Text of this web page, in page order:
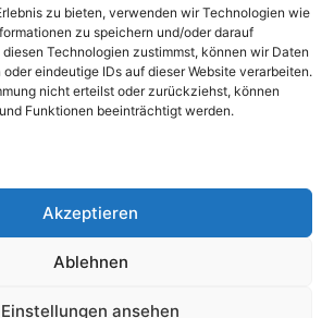
zu bieten, verwenden wir Technologien wie
zu speichern und/oder darauf
Technologien zustimmst, können wir Daten
eindeutige IDs auf dieser Website verarbeiten.
nicht erteilst oder zurückziehst, können
Funktionen beeinträchtigt werden.
Akzeptieren
Ablehnen
Einstellungen ansehen